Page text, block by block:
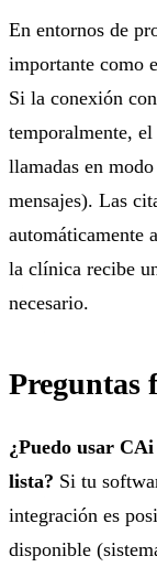
En entornos de
importante como
Si la conexión
temporalmente, el
llamadas en
mensajes). Las
automáticamente
la clínica recibe
necesario.
Preguntas
¿Puedo usar
lista? Si tu
integración es
disponible